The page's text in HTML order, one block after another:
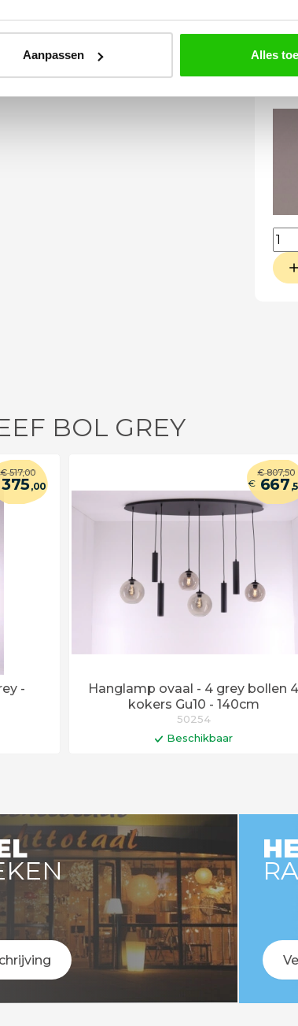
Aanpassen Alles
BOL GREY
-
€517,00
,00
Hanglamp ovaal - 4 grey bollen 4
kokers Gu10 - 140cm
€807,50
€ 667
50254
Beschikbaar